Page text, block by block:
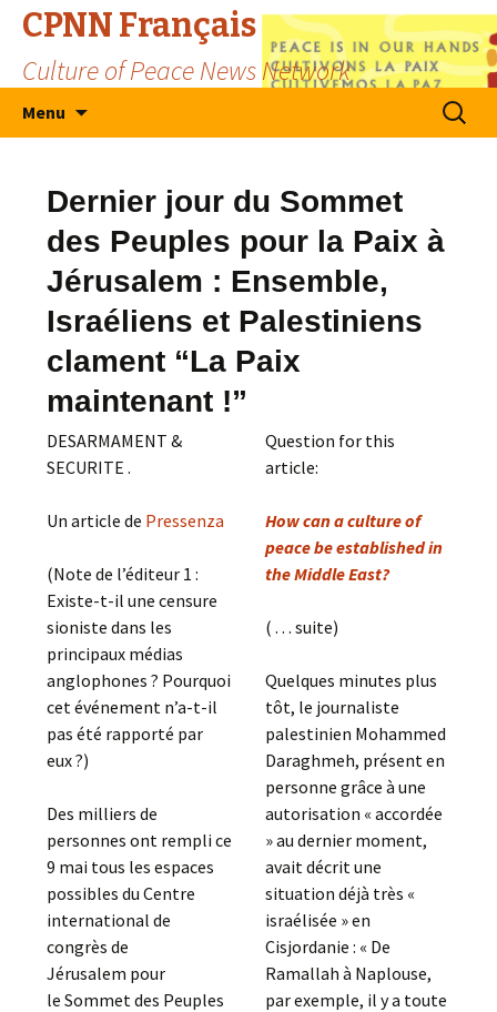
CPNN Français
Culture of Peace News Network
Menu
Search
for:
Dernier jour du Sommet
des Peuples pour la Paix à
Jérusalem : Ensemble,
Israéliens et Palestiniens
clament “La Paix
maintenant !”
DESARMAMENT &
SECURITE .
Un article de Pressenza
(Note de l’éditeur 1 :
Existe-t-il une censure
sioniste dans les
principaux médias
anglophones ? Pourquoi
cet événement n’a-t-il
pas été rapporté par
eux ?)
Des milliers de
personnes ont rempli ce
9 mai tous les espaces
possibles du Centre
international de
congrès de
Jérusalem pour
le Sommet des Peuples
Question for this
article:
How can a culture of
peace be established in
the Middle East?
( . . . suite)
Quelques minutes plus
tôt, le journaliste
palestinien Mohammed
Daraghmeh, présent en
personne grâce à une
autorisation « accordée
» au dernier moment,
avait décrit une
situation déjà très «
israélisée » en
Cisjordanie : « De
Ramallah à Naplouse,
par exemple, il y a toute